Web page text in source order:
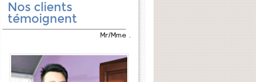
Nos clients
témoignent
Mr/Mme .